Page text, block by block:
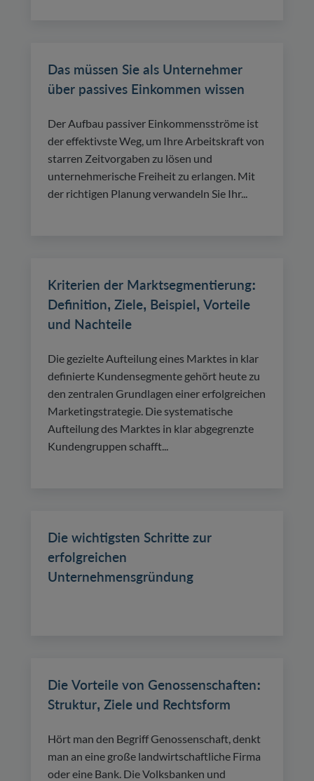
Das müssen Sie als Unternehmer
über passives Einkommen wissen
Der Aufbau passiver Einkommensströme ist
der effektivste Weg, um Ihre Arbeitskraft von
starren Zeitvorgaben zu lösen und
unternehmerische Freiheit zu erlangen. Mit
der richtigen Planung verwandeln Sie Ihr...
Kriterien der Marktsegmentierung:
Definition, Ziele, Beispiel, Vorteile
und Nachteile
Die gezielte Aufteilung eines Marktes in klar
definierte Kundensegmente gehört heute zu
den zentralen Grundlagen einer erfolgreichen
Marketingstrategie. Die systematische
Aufteilung des Marktes in klar abgegrenzte
Kundengruppen schafft...
Die wichtigsten Schritte zur
erfolgreichen
Unternehmensgründung
Die Vorteile von Genossenschaften:
Struktur, Ziele und Rechtsform
Hört man den Begriff Genossenschaft, denkt
man an eine große landwirtschaftliche Firma
oder eine Bank. Die Volksbanken und